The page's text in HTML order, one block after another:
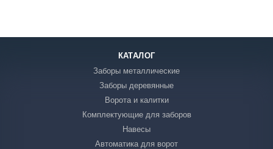
КАТАЛОГ
Заборы металлические
Заборы деревянные
Ворота и калитки
Комплектующие для заборов
Навесы
Автоматика для ворот